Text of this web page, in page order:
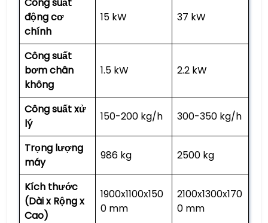
động cơ
chính
15 kW 37 kW
Công suất
bơm chân
không
1.5 kW 2.2 kW
Công suất xử
lý
150-200 kg/h 300-350 kg/h
Trọng lượng
máy
986 kg 2500 kg
Kích thước
(Dài x Rộng x
Cao)
1900x1100x150
0 mm
2100x1300x170
0 mm